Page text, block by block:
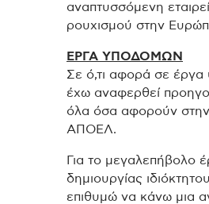
αναπτυσσόμενη
ρουχισμού στην
ΕΡΓΑ ΥΠΟΔΟΜΩΝ
Σε ό,τι αφορά σε
έχω αναφερθεί
όλα όσα αφορούν
ΑΠΟΕΛ.
Για το μεγαλεπήβολο
δημιουργίας
επιθυμώ να κάνω μια